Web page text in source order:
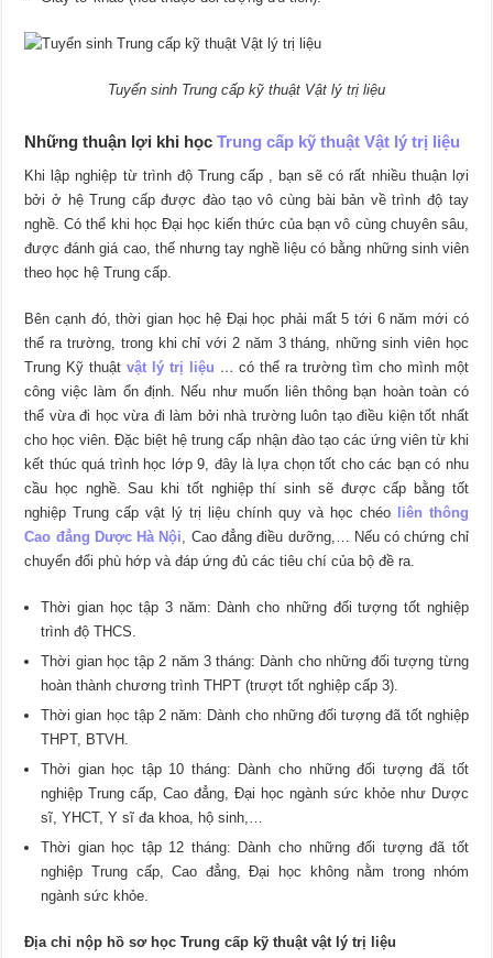
Tuyển sinh Trung cấp kỹ thuật Vật lý trị liệu
Những thuận lợi khi họcTrung cấp kỹ thuật Vật lý trị liệu
Khi lập nghiệp từ trình độ Trung cấp , bạn sẽ có rất nhiều thuận lợi
bởi ở hệ Trung cấp được đào tạo vô cùng bài bản về trình độ tay
nghề. Có thể khi học Đại học kiến thức của bạn vô cùng chuyên sâu,
được đánh giá cao, thế nhưng tay nghề liệu có bằng những sinh viên
theo học hệ Trung cấp.
Bên cạnh đó, thời gian học hệ Đại học phải mất 5 tới 6 năm mới có
thể ra trường, trong khi chỉ với 2 năm 3 tháng, những sinh viên học
Trung Kỹ thuật vật lý trị liệu … có thể ra trường tìm cho mình một
công việc làm ổn định. Nếu như muốn liên thông bạn hoàn toàn có
thể vừa đi học vừa đi làm bởi nhà trường luôn tạo điều kiện tốt nhất
cho học viên. Đặc biệt hệ trung cấp nhận đào tạo các ứng viên từ khi
kết thúc quá trình học lớp 9, đây là lựa chọn tốt cho các bạn có nhu
cầu học nghề. Sau khi tốt nghiệp thí sinh sẽ được cấp bằng tốt
nghiệp Trung cấp vật lý trị liệu chính quy và học chéoliên thông
Cao đẳng Dược Hà Nội, Cao đẳng điều dưỡng,… Nếu có chứng chỉ
chuyển đổi phù hớp và đáp ứng đủ các tiêu chí của bộ đề ra.
Thời gian học tập 3 năm: Dành cho những đối tượng tốt nghiệp
trình độ THCS.
Thời gian học tập 2 năm 3 tháng: Dành cho những đối tượng từng
hoàn thành chương trình THPT (trượt tốt nghiệp cấp 3).
Thời gian học tập 2 năm: Dành cho những đối tượng đã tốt nghiệp
THPT, BTVH.
Thời gian học tập 10 tháng: Dành cho những đối tượng đã tốt
nghiệp Trung cấp, Cao đẳng, Đại học ngành sức khỏe như Dược
sĩ, YHCT, Y sĩ đa khoa, hộ sinh,…
Thời gian học tập 12 tháng: Dành cho những đối tượng đã tốt
nghiệp Trung cấp, Cao đẳng, Đại học không nằm trong nhóm
ngành sức khỏe.
Địa chỉ nộp hồ sơ học Trung cấp kỹ thuật vật lý trị liệu